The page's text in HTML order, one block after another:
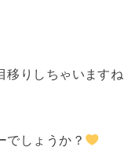
移りしちゃいますね
でしょうか？